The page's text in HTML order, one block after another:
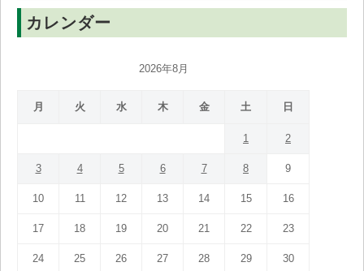
カレンダー
2026年8月
月 火 水 木 金 土 日
1 2
3 4 5 6 7 8 9
10 11 12 13 14 15 16
17 18 19 20 21 22 23
24 25 26 27 28 29 30